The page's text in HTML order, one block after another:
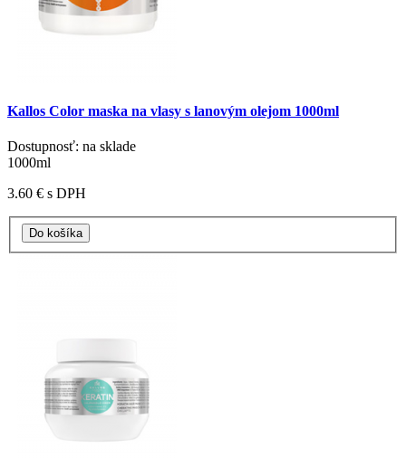
Kallos Color maska na vlasy s lanovým olejom 1000ml
Dostupnosť: na sklade
1000ml
3.60 € s DPH